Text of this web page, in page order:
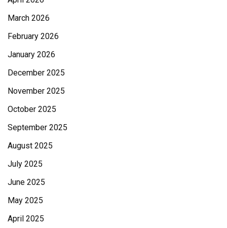
March 2026
February 2026
January 2026
December 2025
November 2025
October 2025
September 2025
August 2025
July 2025
June 2025
May 2025
April 2025